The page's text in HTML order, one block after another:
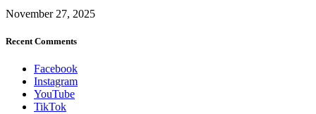
November 27, 2025
Recent Comments
Facebook
Instagram
YouTube
TikTok